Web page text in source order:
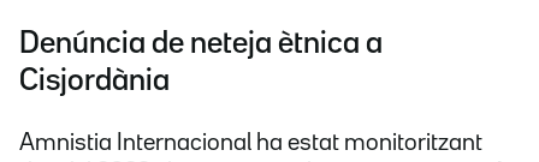
Denúncia de neteja ètnica a
Cisjordània
Amnistia Internacional ha estat monitoritzant